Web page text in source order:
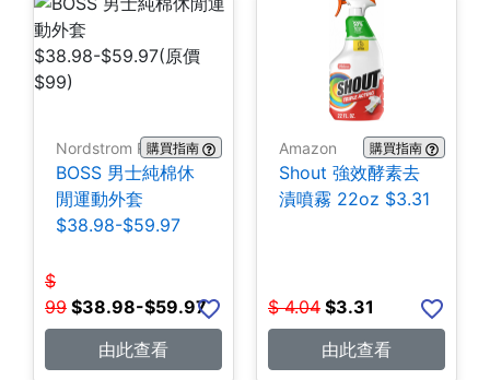
Nordstrom Rack購買指南
BOSS 男士純棉休
閒運動外套
$38.98-$59.97
$
99 $38.98-$59.97
由此查看
Amazon 購買指南
Shout 強效酵素去
漬噴霧 22oz $3.31
$ 4.04 $3.31
由此查看